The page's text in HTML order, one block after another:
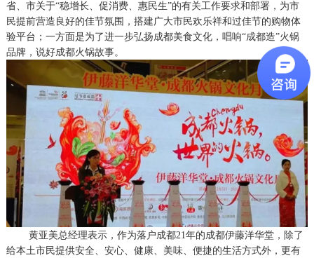
省、市关于“稳增长、促消费、惠民生”的有关工作要求和部署，为市
民提前营造良好的佳节氛围，搭建广大市民欢乐祥和过佳节的购物体
验平台；一方面是为了进一步弘扬成都美食文化，唱响“成都造”火锅
品牌，说好成都火锅故事。
黄亚美总经理表示，作为落户成都21年的成都伊藤洋华堂，除了
给本土市民提供安全、安心、健康、美味、便捷的生活方式外，更有